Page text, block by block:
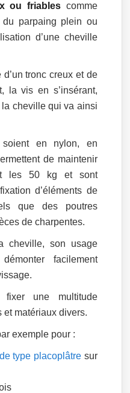
ou friablescomme
parpaing plein ou
d’une cheville
tronc creux et de
la vis en s’insérant,
cheville qui va ainsi
soient en nylon, en
de maintenir
les 50 kg et sont
d’éléments de
que des poutres
de charpentes.
cheville, son usage
facilement
fixer une multitude
et matériaux divers.
exemple pour :
type placoplâtresur